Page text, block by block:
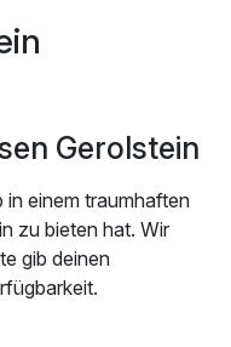
Gerolstein
in einem traumhaften
zu bieten hat. Wir
gib deinen